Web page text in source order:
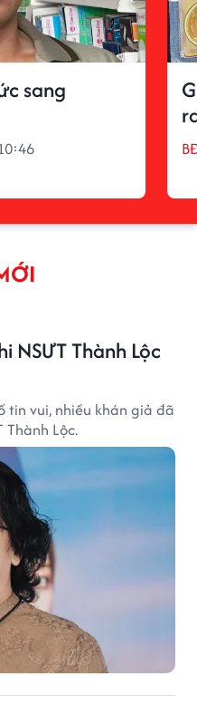
sang
NSƯT Thành Lộc
vui, nhiều khán giả đã
Lộc.